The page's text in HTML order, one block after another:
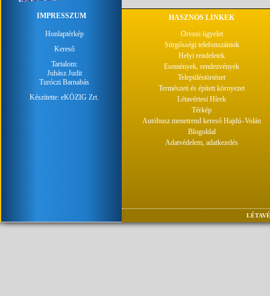
IMPRESSZUM
Honlaptérkép
Kereső
Tartalom:
Juhász Judit
Turóczi Barnabás
Készítette:eKÖZIG Zrt.
HASZNOS LINKEK
Orvosi ügyelet
Sürgősségi telefonszámok
Helyi rendeletek
Események, rendezvények
Településtörténet
Természeti és épített környezet
Létavértesi Hírek
Térkép
Autóbusz menetrend kereső Hajdú–Volán
Blogoldal
Adatvédelem, adatkezelés